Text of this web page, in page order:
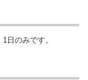
のみです。